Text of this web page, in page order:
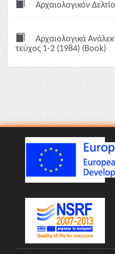
Αρχαιολογικόν
Αρχαιολογικά
τεύχος 1-2 (1984) (Book)